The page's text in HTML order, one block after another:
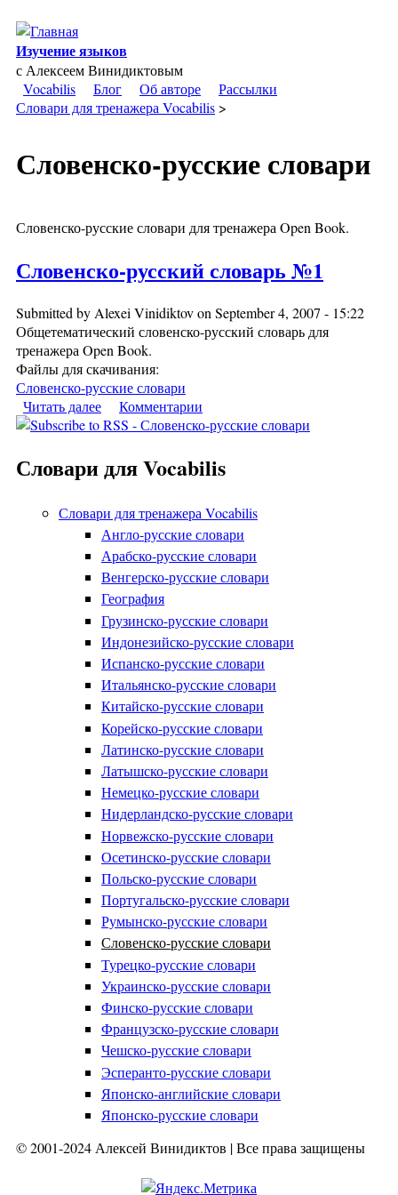
Skip to main content
Изучение языков
с Алексеем Винидиктовым
Vocabilis
Блог Об авторе
Рассылки
Словари для тренажера Vocabilis >
Словенско-русские словари
Словенско-русские словари для тренажера Open Book.
Словенско-русский словарь №1
Submitted by Alexei Vinidiktovon September 4, 2007 - 15:22
Общетематический словенско-русский словарь для
тренажера Open Book.
Файлы для скачивания:
Словенско-русские словари
Читать далее о Словенско-русский словарь №1
Комментарии
Словари для Vocabilis
Словари для тренажера Vocabilis
Англо-русские словари
Арабско-русские словари
Венгерско-русские словари
География
Грузинско-русские словари
Индонезийско-русские словари
Испанско-русские словари
Итальянско-русские словари
Китайско-русские словари
Корейско-русские словари
Латинско-русские словари
Латышско-русские словари
Немецко-русские словари
Нидерландско-русские словари
Норвежско-русские словари
Осетинско-русские словари
Польско-русские словари
Португальско-русские словари
Румынско-русские словари
Словенско-русские словари
Турецко-русские словари
Украинско-русские словари
Финско-русские словари
Французско-русские словари
Чешско-русские словари
Эсперанто-русские словари
Японско-английские словари
Японско-русские словари
© 2001-2024 Алексей Винидиктов | Все права защищены